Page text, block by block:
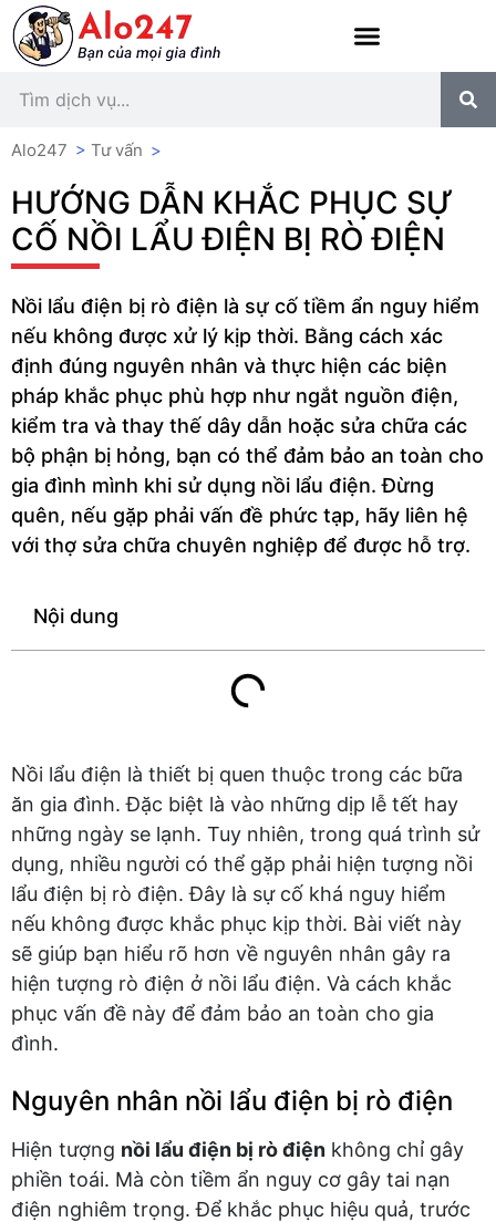
Alo247 > Tư vấn >
HƯỚNG DẪN KHẮC PHỤC SỰ
CỐ NỒI LẨU ĐIỆN BỊ RÒ ĐIỆN
Nồi lẩu điện bị rò điện là sự cố tiềm ẩn nguy hiểm
nếu không được xử lý kịp thời. Bằng cách xác
định đúng nguyên nhân và thực hiện các biện
pháp khắc phục phù hợp như ngắt nguồn điện,
kiểm tra và thay thế dây dẫn hoặc sửa chữa các
bộ phận bị hỏng, bạn có thể đảm bảo an toàn cho
gia đình mình khi sử dụng nồi lẩu điện. Đừng
quên, nếu gặp phải vấn đề phức tạp, hãy liên hệ
với thợ sửa chữa chuyên nghiệp để được hỗ trợ.
Nội dung
Nồi lẩu điện là thiết bị quen thuộc trong các bữa
ăn gia đình. Đặc biệt là vào những dịp lễ tết hay
những ngày se lạnh. Tuy nhiên, trong quá trình sử
dụng, nhiều người có thể gặp phải hiện tượng nồi
lẩu điện bị rò điện. Đây là sự cố khá nguy hiểm
nếu không được khắc phục kịp thời. Bài viết này
sẽ giúp bạn hiểu rõ hơn về nguyên nhân gây ra
hiện tượng rò điện ở nồi lẩu điện. Và cách khắc
phục vấn đề này để đảm bảo an toàn cho gia
đình.
Nguyên nhân nồi lẩu điện bị rò điện
Hiện tượng nồi lẩu điện bị rò điện không chỉ gây
phiền toái. Mà còn tiềm ẩn nguy cơ gây tai nạn
điện nghiêm trọng. Để khắc phục hiệu quả, trước